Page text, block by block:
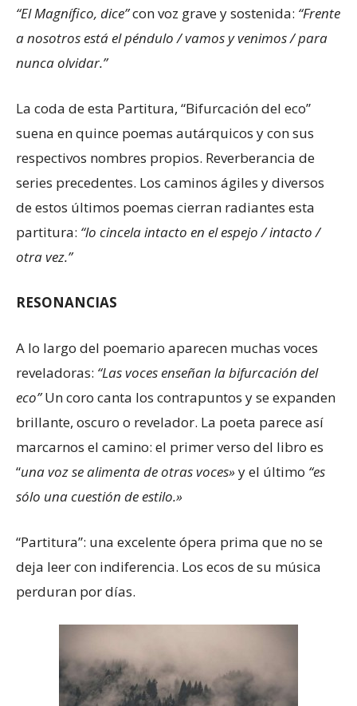
“El Magnífico, dice”con voz grave y sostenida: “Frente
a nosotros está el péndulo / vamos y venimos / para
nunca olvidar.”
La coda de esta Partitura, “Bifurcación del eco”
suena en quince poemas autárquicos y con sus
respectivos nombres propios. Reverberancia de
series precedentes. Los caminos ágiles y diversos
de estos últimos poemas cierran radiantes esta
partitura: “lo cincela intacto en el espejo / intacto /
otra vez.”
RESONANCIAS
A lo largo del poemario aparecen muchas voces
reveladoras: “Las voces enseñan la bifurcación del
eco”Un coro canta los contrapuntos y se expanden
brillante, oscuro o revelador. La poeta parece así
marcarnos el camino: el primer verso del libro es
“una voz se alimenta de otras voces»y el último “es
sólo una cuestión de estilo.»
“Partitura”: una excelente ópera prima que no se
deja leer con indiferencia. Los ecos de su música
perduran por días.